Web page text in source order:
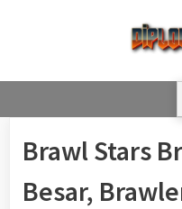
Brawl Stars
Besar,